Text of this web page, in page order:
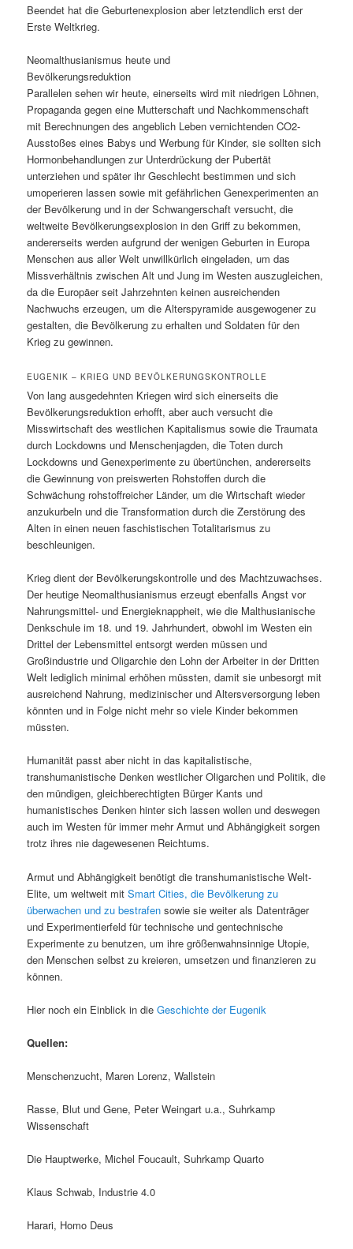
Beendet hat die Geburtenexplosion aber letztendlich erst der
Erste Weltkrieg.
Neomalthusianismus heute und
Bevölkerungsreduktion
Parallelen sehen wir heute, einerseits wird mit niedrigen Löhnen,
Propaganda gegen eine Mutterschaft und Nachkommenschaft
mit Berechnungen des angeblich Leben vernichtenden CO2-
Ausstoßes eines Babys und Werbung für Kinder, sie sollten sich
Hormonbehandlungen zur Unterdrückung der Pubertät
unterziehen und später ihr Geschlecht bestimmen und sich
umoperieren lassen sowie mit gefährlichen Genexperimenten an
der Bevölkerung und in der Schwangerschaft versucht, die
weltweite Bevölkerungsexplosion in den Griff zu bekommen,
andererseits werden aufgrund der wenigen Geburten in Europa
Menschen aus aller Welt unwillkürlich eingeladen, um das
Missverhältnis zwischen Alt und Jung im Westen auszugleichen,
da die Europäer seit Jahrzehnten keinen ausreichenden
Nachwuchs erzeugen, um die Alterspyramide ausgewogener zu
gestalten, die Bevölkerung zu erhalten und Soldaten für den
Krieg zu gewinnen.
EUGENIK – KRIEG UND BEVÖLKERUNGSKONTROLLE
Von lang ausgedehnten Kriegen wird sich einerseits die
Bevölkerungsreduktion erhofft, aber auch versucht die
Misswirtschaft des westlichen Kapitalismus sowie die Traumata
durch Lockdowns und Menschenjagden, die Toten durch
Lockdowns und Genexperimente zu übertünchen, andererseits
die Gewinnung von preiswerten Rohstoffen durch die
Schwächung rohstoffreicher Länder, um die Wirtschaft wieder
anzukurbeln und die Transformation durch die Zerstörung des
Alten in einen neuen faschistischen Totalitarismus zu
beschleunigen.
Krieg dient der Bevölkerungskontrolle und des Machtzuwachses.
Der heutige Neomalthusianismus erzeugt ebenfalls Angst vor
Nahrungsmittel- und Energieknappheit, wie die Malthusianische
Denkschule im 18. und 19. Jahrhundert, obwohl im Westen ein
Drittel der Lebensmittel entsorgt werden müssen und
Großindustrie und Oligarchie den Lohn der Arbeiter in der Dritten
Welt lediglich minimal erhöhen müssten, damit sie unbesorgt mit
ausreichend Nahrung, medizinischer und Altersversorgung leben
könnten und in Folge nicht mehr so viele Kinder bekommen
müssten.
Humanität passt aber nicht in das kapitalistische,
transhumanistische Denken westlicher Oligarchen und Politik, die
den mündigen, gleichberechtigten Bürger Kants und
humanistisches Denken hinter sich lassen wollen und deswegen
auch im Westen für immer mehr Armut und Abhängigkeit sorgen
trotz ihres nie dagewesenen Reichtums.
Armut und Abhängigkeit benötigt die transhumanistische Welt-
Elite, um weltweit mitSmart Cities, die Bevölkerung zu
überwachen und zu bestrafensowie sie weiter als Datenträger
und Experimentierfeld für technische und gentechnische
Experimente zu benutzen, um ihre größenwahnsinnige Utopie,
den Menschen selbst zu kreieren, umsetzen und finanzieren zu
können.
Hier noch ein Einblick in dieGeschichte der Eugenik
Quellen:
Menschenzucht, Maren Lorenz, Wallstein
Rasse, Blut und Gene, Peter Weingart u.a., Suhrkamp
Wissenschaft
Die Hauptwerke, Michel Foucault, Suhrkamp Quarto
Klaus Schwab, Industrie 4.0
Harari, Homo Deus